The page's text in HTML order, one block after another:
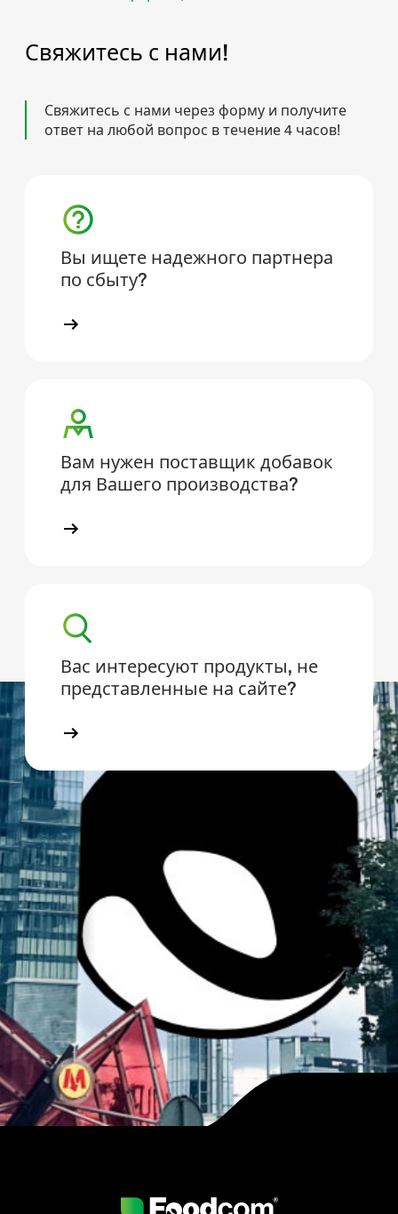
Свяжитесь с нами!
Свяжитесь с нами через форму и получите
ответ на любой вопрос в течение 4 часов!
Вы ищете надежного партнера
по сбыту?
Вам нужен поставщик добавок
для Вашего производства?
Вас интересуют продукты, не
представленные на сайте?